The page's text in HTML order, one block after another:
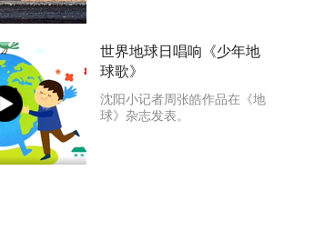
世界地球日唱响《少年地
球歌》
沈阳小记者周张皓作品在《地
球》杂志发表。